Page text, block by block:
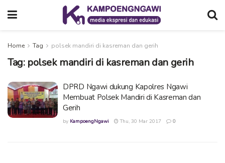
Home Tag polsek mandiri di kasreman dan gerih
Tag: polsek mandiri di kasreman dan gerih
DPRD Ngawi dukung Kapolres Ngawi
Membuat Polsek Mandiri di Kasreman dan
Gerih
by KampoengNgawi Thu, 30 Mar 2017 0